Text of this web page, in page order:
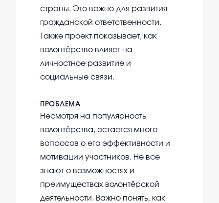
страны. Это важно для развития
гражданской ответственности.
Также проект показывает, как
волонтёрство влияет на
личностное развитие и
социальные связи.
ПРОБЛЕМА
Несмотря на популярность
волонтёрства, остается много
вопросов о его эффективности и
мотивации участников. Не все
знают о возможностях и
преимуществах волонтёрской
деятельности. Важно понять, как